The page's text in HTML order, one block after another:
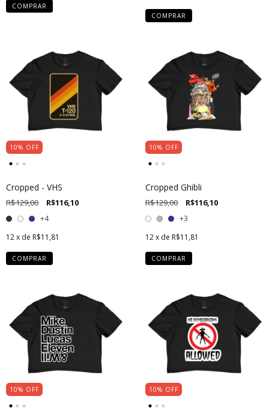
COMPRAR
COMPRAR
10% OFF
Cropped - VHS
R$129,00 R$116,10
+4
12x de R$11,81
COMPRAR
10% OFF
Cropped Ghibli
R$129,00 R$116,10
+3
12 x de R$11,81
COMPRAR
10% OFF 10% OFF